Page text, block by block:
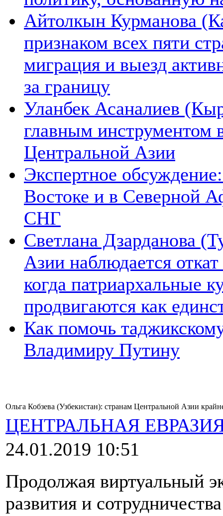
Айтолкын Курманова
признаком всех пяти
миграция и выезд
за границу
Уланбек Асаналиев
главным инструментом
Центральной Азии
Экспертное
Востоке и в Северной
СНГ
Светлана Дзарданова
Азии наблюдается
когда патриархальные
продвигаются как
Как помочь
Владимиру Путину
Ольга Кобзева (Узбекистан): странам Центральной Азии
ЦЕНТРАЛЬНАЯ
24.01.2019 10:51
Продолжая виртуальный
развития и